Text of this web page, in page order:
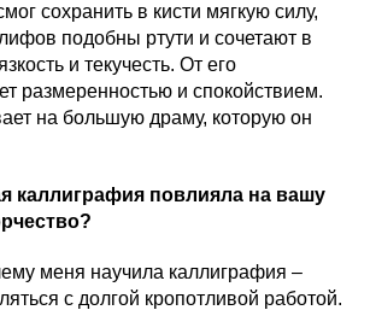
сохранить в кисти мягкую силу,
подобны ртути и сочетают в
и текучесть. От его
размеренностью и спокойствием.
на большую драму, которую он
каллиграфия повлияла на вашу
меня научила каллиграфия –
с долгой кропотливой работой.